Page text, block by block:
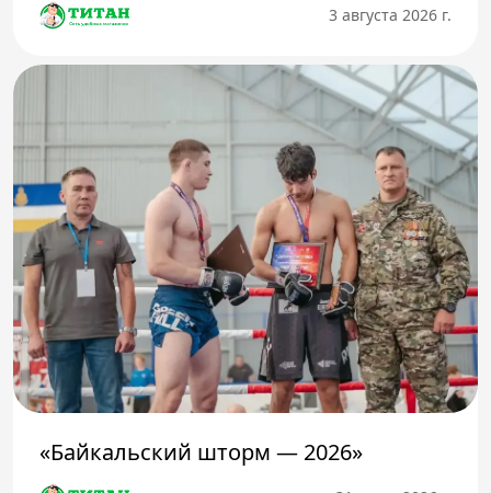
3 августа 2026 г.
«Байкальский шторм — 2026»